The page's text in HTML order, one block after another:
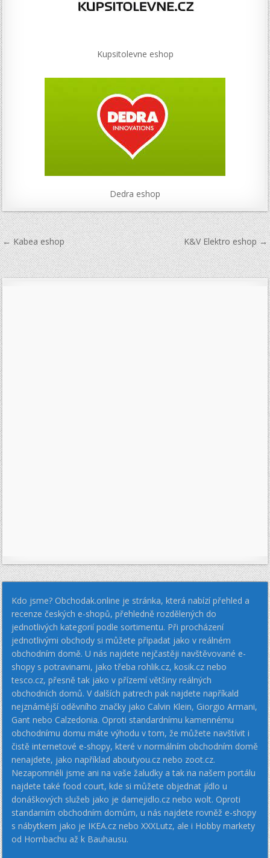
Kupsitolevne eshop
Dedra eshop
Navigace
pro
příspěvek
← Kabea eshop K&V Elektro eshop →
Kdo jsme? Obchodak.online je stránka, která nabízí přehled a
recenze českých e-shopů, přehledně rozdělených do
jednotlivých kategorií podle sortimentu. Při procházení
jednotlivými obchody si můžete připadat jako v reálném
obchodním domě. U nás najdete nejčastěji navštěvované e-
shopy s potravinami, jako třeba rohlik.cz, kosik.cz nebo
tesco.cz, přesně tak jako v přízemí většiny reálných
obchodních domů. V dalších patrech pak najdete napříkald
nejznámější oděvního značky jako Calvin Klein, Giorgio Armani,
Gant nebo Calzedonia. Oproti standardnímu kamennému
obchodnímu domu máte výhodu v tom, že můžete navštívit i
čistě internetové e-shopy, které v normálním obchodním domě
nenajdete, jako například aboutyou.cz nebo zoot.cz.
Nezapomněli jsme ani na vaše žaludky a tak na našem portálu
najdete také food court, kde si můžete objednat jídlo u
donáškových služeb jako je damejidlo.cz nebo wolt. Oproti
standarním obchodním domům, u nás najdete rovněž e-shopy
s nábytkem jako je IKEA.cz nebo XXXLutz, ale i Hobby markety
od Hornbachu až k Bauhausu.